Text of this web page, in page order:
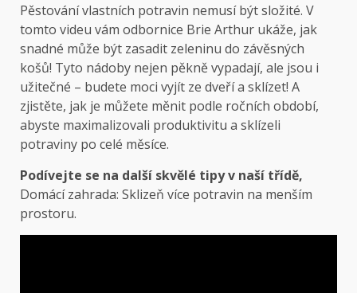
Pěstování vlastních potravin nemusí být složité. V
tomto videu vám odbornice Brie Arthur ukáže, jak
snadné může být zasadit zeleninu do závěsných
košů! Tyto nádoby nejen pěkně vypadají, ale jsou i
užitečné – budete moci vyjít ze dveří a sklízet! A
zjistěte, jak je můžete měnit podle ročních období,
abyste maximalizovali produktivitu a sklízeli
potraviny po celé měsíce.
Podívejte se na další skvělé tipy v naší třídě,
Domácí zahrada: Sklizeň více potravin na menším
prostoru.